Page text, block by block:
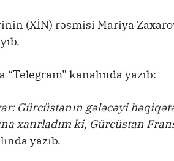
(XİN) rəsmisi Mariya
kanalında yazıb:
Gürcüstanın gələcəyi
xatırladım ki, Gürcüstan
yazıb.